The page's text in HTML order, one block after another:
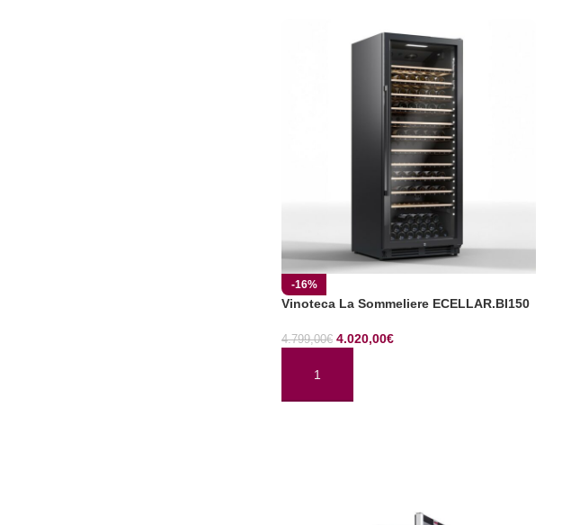
-16%
Vinoteca La Sommeliere ECELLAR.BI150
4.799,00€ 4.020,00€
AÑADIR AL CARRITO